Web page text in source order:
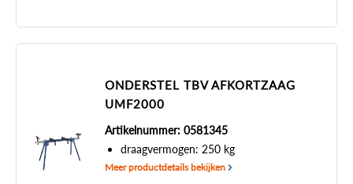
ONDERSTEL TBV AFKORTZAAG
UMF2000
Artikelnummer: 0581345
draagvermogen: 250 kg
Meer productdetails bekijken